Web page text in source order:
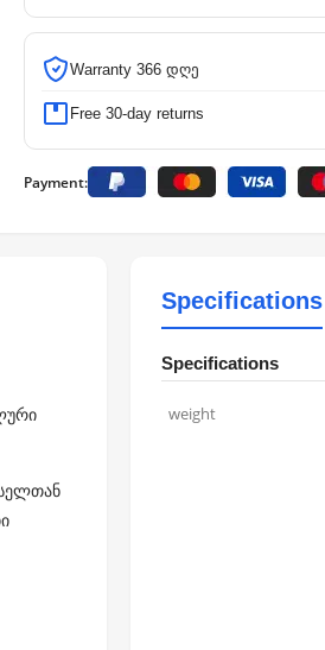
Warranty 366 დღე
Free 30-day returns
Payment:
Specifications
Specifications
weight